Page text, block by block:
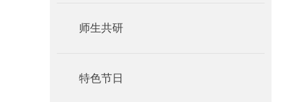
师生共研
特色节日